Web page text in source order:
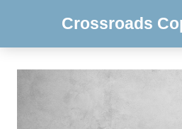
Crossroads